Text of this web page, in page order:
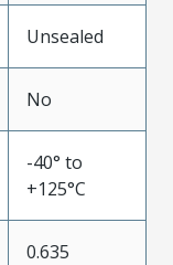
Unsealed
No
-40° to
+125°C
0.635